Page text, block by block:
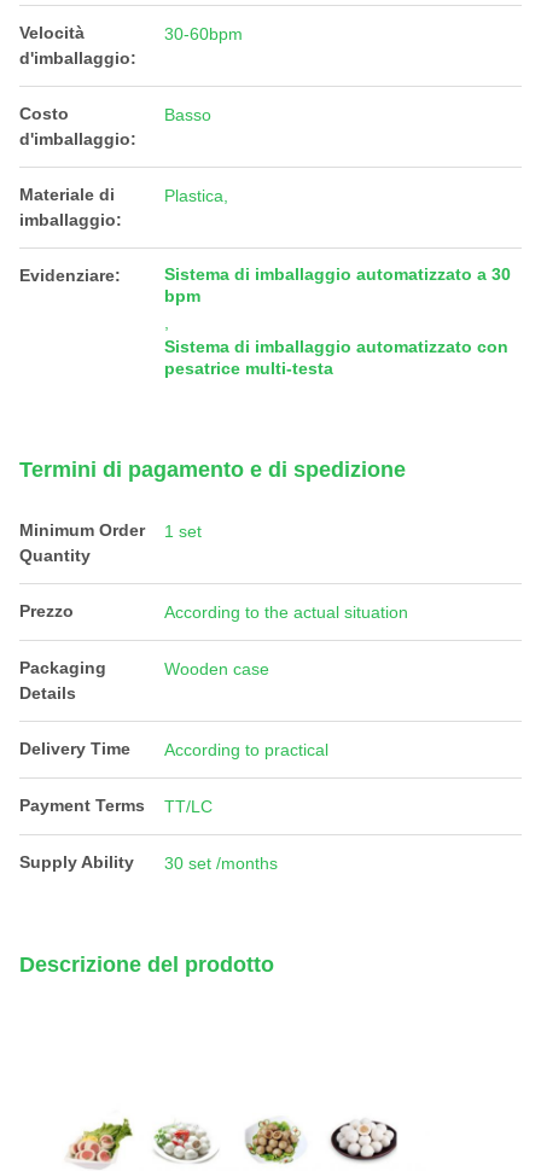
Velocità
d'imballaggio:
30-60bpm
Costo
d'imballaggio:
Basso
Materiale di
imballaggio:
Plastica,
Evidenziare:
Sistema di imballaggio automatizzato a 30
bpm
Sistema di imballaggio automatizzato con
pesatrice multi-testa
Termini di pagamento e di spedizione
Minimum Order
Quantity
1 set
Prezzo According to the actual situation
Packaging
Details
Wooden case
Delivery Time According to practical
Payment Terms TT/LC
Supply Ability 30 set /months
Descrizione del prodotto